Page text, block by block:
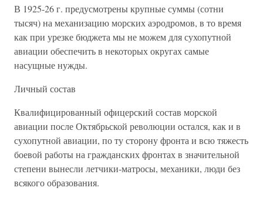
В 1925-26 г. предусмотрены крупные суммы (сотни
тысяч) на механизацию морских аэродромов, в то время
как при урезке бюджета мы не можем для сухопутной
авиации обеспечить в некоторых округах самые
насущные нужды.
Личный состав
Квалифицированный офицерский состав морской
авиации после Октябрьской революции остался, как и в
сухопутной авиации, по ту сторону фронта и всю тяжесть
боевой работы на гражданских фронтах в значительной
степени вынесли летчики-матросы, механики, люди без
всякого образования.